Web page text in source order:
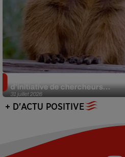
31 juillet 2026
d’initiative de chercheurs...
+ D'ACTU POSITIVE